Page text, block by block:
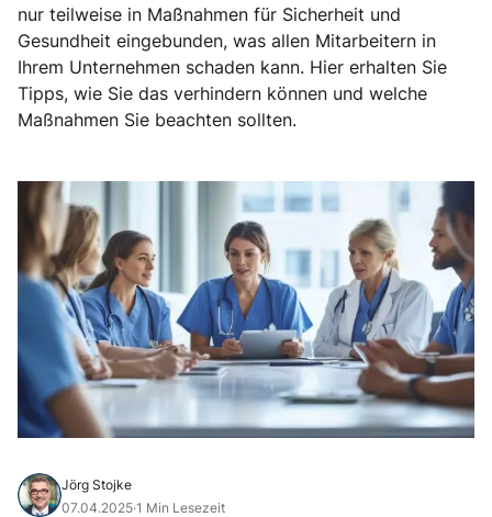
nur teilweise in Maßnahmen für Sicherheit und
Gesundheit eingebunden, was allen Mitarbeitern in
Ihrem Unternehmen schaden kann. Hier erhalten Sie
Tipps, wie Sie das verhindern können und welche
Maßnahmen Sie beachten sollten.
Jörg Stojke
07.04.2025·1 Min Lesezeit